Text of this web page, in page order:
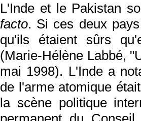
L'Inde et le Pakistan
facto. Si ces deux
qu'ils étaient sûrs
(Marie-Hélène Labbé,
mai 1998). L'Inde a
de l'arme atomique
la scène politique